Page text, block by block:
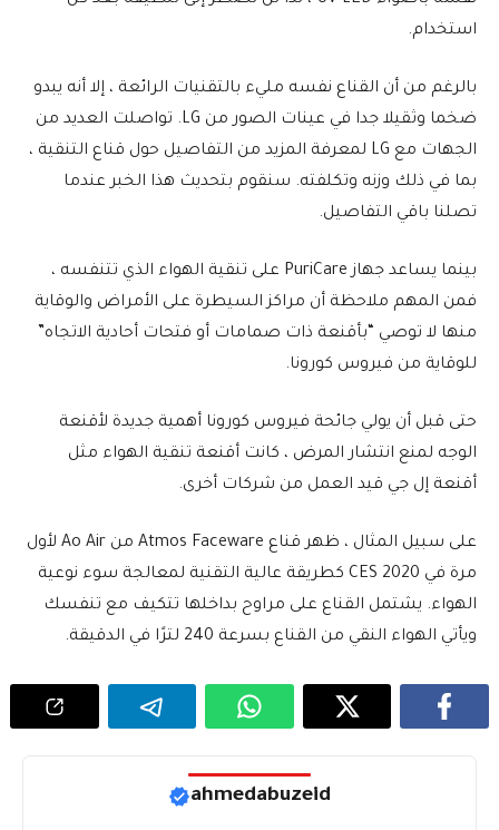
استخدام.
بالرغم من أن القناع نفسه مليء بالتقنيات الرائعة ، إلا أنه يبدو
ضخما وثقيلا جدا في عينات الصور من LG. تواصلت العديد من
الجهات مع LG لمعرفة المزيد من التفاصيل حول قناع التنقية ،
بما في ذلك وزنه وتكلفته. سنقوم بتحديث هذا الخبر عندما
تصلنا باقي التفاصيل.
بينما يساعد جهاز PuriCare على تنقية الهواء الذي تتنفسه ،
فمن المهم ملاحظة أن مراكز السيطرة على الأمراض والوقاية
منها لا توصي “بأقنعة ذات صمامات أو فتحات أحادية الاتجاه”
للوقاية من فيروس كورونا.
حتى قبل أن يولي جائحة فيروس كورونا أهمية جديدة لأقنعة
الوجه لمنع انتشار المرض ، كانت أقنعة تنقية الهواء مثل
أقنعة إل جي قيد العمل من شركات أخرى.
على سبيل المثال ، ظهر قناع Atmos Faceware من Ao Air لأول
مرة في CES 2020 كطريقة عالية التقنية لمعالجة سوء نوعية
الهواء. يشتمل القناع على مراوح بداخلها تتكيف مع تنفسك
ويأتي الهواء النقي من القناع بسرعة 240 لترًا في الدقيقة.
ahmedabuzeid